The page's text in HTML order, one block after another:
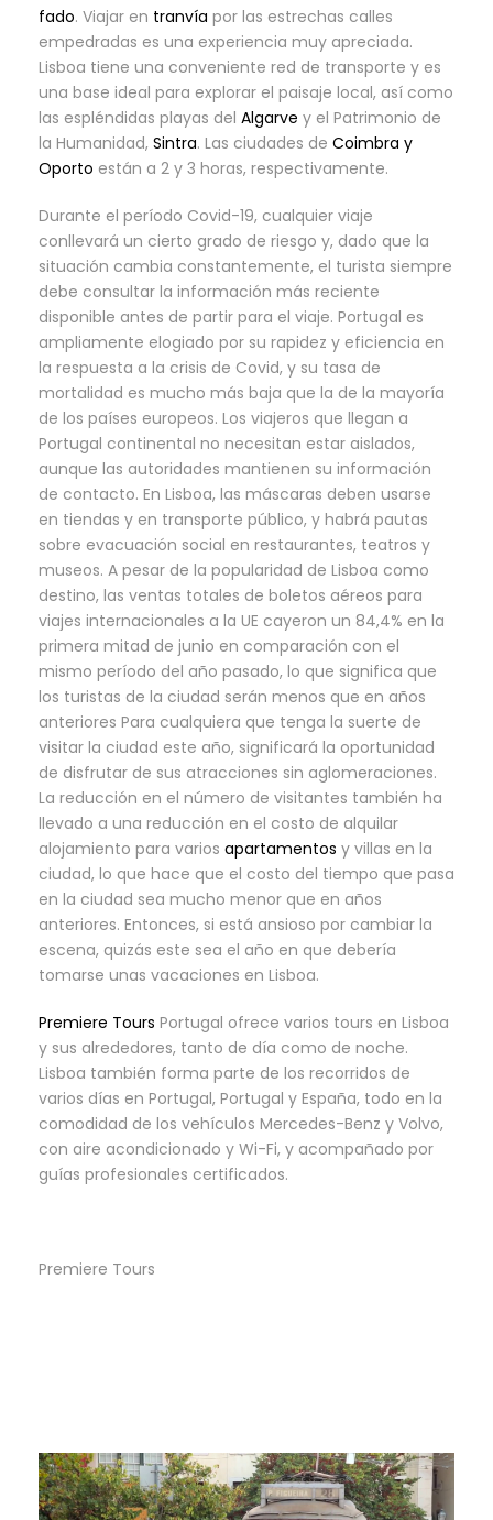
fado. Viajar en tranvía por las estrechas calles
empedradas es una experiencia muy apreciada.
Lisboa tiene una conveniente red de transporte y es
una base ideal para explorar el paisaje local, así como
las espléndidas playas del Algarve y el Patrimonio de
la Humanidad, Sintra. Las ciudades de Coimbra y
Oporto están a 2 y 3 horas, respectivamente.
Durante el período Covid-19, cualquier viaje
conllevará un cierto grado de riesgo y, dado que la
situación cambia constantemente, el turista siempre
debe consultar la información más reciente
disponible antes de partir para el viaje. Portugal es
ampliamente elogiado por su rapidez y eficiencia en
la respuesta a la crisis de Covid, y su tasa de
mortalidad es mucho más baja que la de la mayoría
de los países europeos. Los viajeros que llegan a
Portugal continental no necesitan estar aislados,
aunque las autoridades mantienen su información
de contacto. En Lisboa, las máscaras deben usarse
en tiendas y en transporte público, y habrá pautas
sobre evacuación social en restaurantes, teatros y
museos. A pesar de la popularidad de Lisboa como
destino, las ventas totales de boletos aéreos para
viajes internacionales a la UE cayeron un 84,4% en la
primera mitad de junio en comparación con el
mismo período del año pasado, lo que significa que
los turistas de la ciudad serán menos que en años
anteriores Para cualquiera que tenga la suerte de
visitar la ciudad este año, significará la oportunidad
de disfrutar de sus atracciones sin aglomeraciones.
La reducción en el número de visitantes también ha
llevado a una reducción en el costo de alquilar
alojamiento para varios apartamentos y villas en la
ciudad, lo que hace que el costo del tiempo que pasa
en la ciudad sea mucho menor que en años
anteriores. Entonces, si está ansioso por cambiar la
escena, quizás este sea el año en que debería
tomarse unas vacaciones en Lisboa.
Premiere Tours Portugal ofrece varios tours en Lisboa
y sus alrededores, tanto de día como de noche.
Lisboa también forma parte de los recorridos de
varios días en Portugal, Portugal y España, todo en la
comodidad de los vehículos Mercedes-Benz y Volvo,
con aire acondicionado y Wi-Fi, y acompañado por
guías profesionales certificados.
Premiere Tours